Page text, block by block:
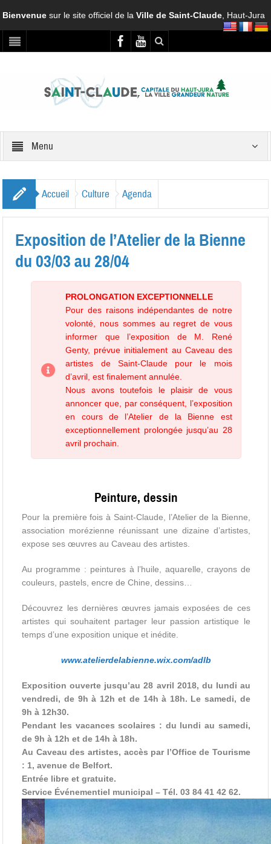
Bienvenuesur le site officiel de laVille de Saint-Claude , Haut-Jura
Menu
Accueil Culture Agenda
Exposition de l’Atelier de la Bienne
du 03/03 au 28/04
PROLONGATION EXCEPTIONNELLE
Pour des raisons indépendantes de notre
volonté, nous sommes au regret de vous
informer que l’exposition de M. René
Genty, prévue initialement au Caveau des
artistes de Saint-Claude pour le mois
d’avril, est finalement annulée.
Nous avons toutefois le plaisir de vous
annoncer que, par conséquent, l’exposition
en cours de l’Atelier de la Bienne est
exceptionnellement prolongée jusqu’au 28
avril prochain.
Peinture, dessin
Pour la première fois à Saint-Claude, l’Atelier de la Bienne,
association morézienne réunissant une dizaine d’artistes,
expose ses œuvres au Caveau des artistes.
Au programme : peintures à l’huile, aquarelle, crayons de
couleurs, pastels, encre de Chine, dessins…
Découvrez les dernières œuvres jamais exposées de ces
artistes qui souhaitent partager leur passion artistique le
temps d’une exposition unique et inédite.
www.atelierdelabienne.wix.com/adlb
Exposition ouverte jusqu’au 28 avril 2018, du lundi au
vendredi, de 9h à 12h et de 14h à 18h. Le samedi, de
9h à 12h30.
Pendant les vacances scolaires : du lundi au samedi,
de 9h à 12h et de 14h à 18h.
Au Caveau des artistes, accès par l’Office de Tourisme
: 1, avenue de Belfort.
Entrée libre et gratuite.
Service Événementiel municipal – Tél. 03 84 41 42 62.